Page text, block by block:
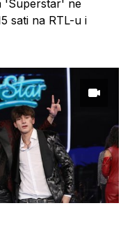
'Superstar' ne
sati na RTL-u i